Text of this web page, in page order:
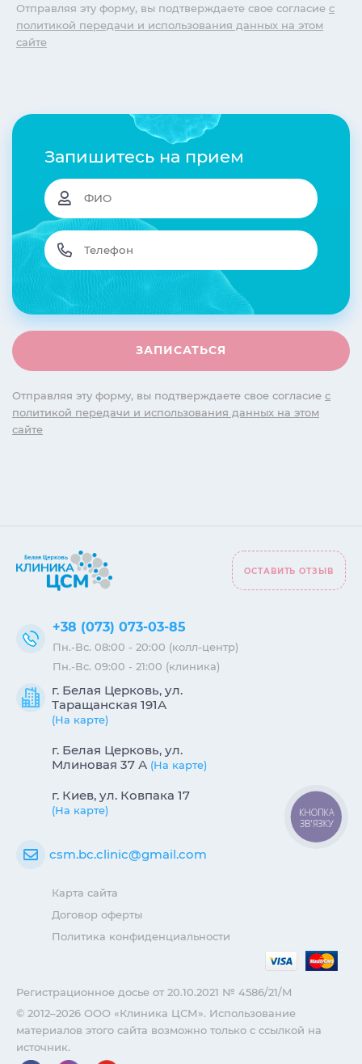
Отправляя эту форму, вы подтверждаете свое согласие с
политикой передачи и использования данных на этом
сайте
Запишитесь на прием
Отправляя эту форму, вы подтверждаете свое согласие с
политикой передачи и использования данных на этом
сайте
г. Белая Церковь, ул.
Таращанская 191А
(На карте)
г. Белая Церковь, ул.
Млиновая 37 А (На карте)
г. Киев, ул. Ковпака 17
(На карте)
+38 (073) 073-03-85
Пн.-Вс. 08:00 - 20:00 (колл-центр)
Пн.-Вс. 09:00 - 21:00 (клиника)
csm.bc.clinic@gmail.com
Карта сайта
Договор оферты
Политика конфиденциальности
ОСТАВИТЬ ОТЗЫВ
Регистрационное досье от 20.10.2021 № 4586/21/М
© 2012–2026 ООО «Клиника ЦСМ». Использование
материалов этого сайта возможно только с ссылкой на
источник.
КНОПКА
ЗВ'ЯЗКУ